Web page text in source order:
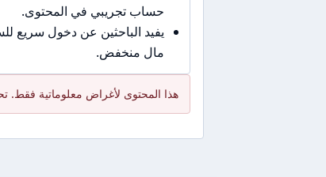
حساب تجريبي في المحتوى.
يفيد الباحثين عن دخول سريع
مال منخفض.
هذا المحتوى لأغراض معلوماتية فقط.